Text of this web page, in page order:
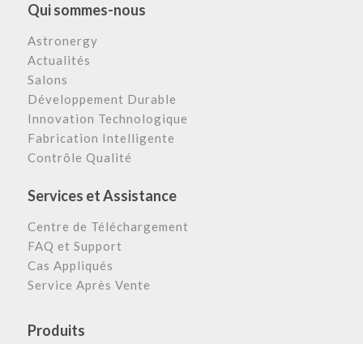
Qui sommes-nous
Astronergy
Actualités
Salons
Développement Durable
Innovation Technologique
Fabrication Intelligente
Contrôle Qualité
Services et Assistance
Centre de Téléchargement
FAQ et Support
Cas Appliqués
Service Après Vente
Produits